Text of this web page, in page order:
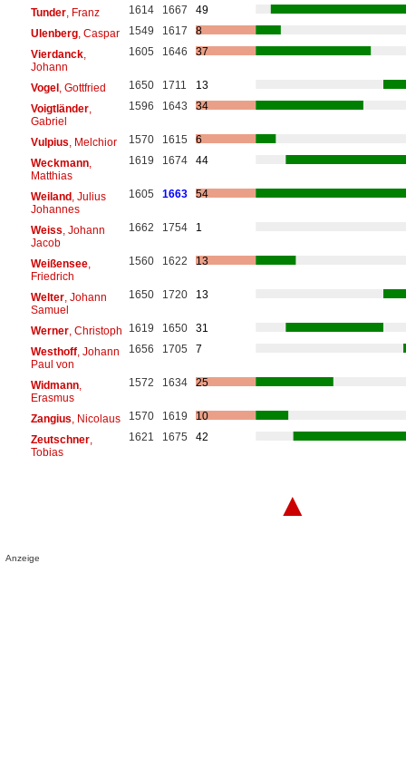
Tunder, Franz 1614 1667
49
Ulenberg, Caspar 1549 1617
8
Vierdanck,
Johann
1605 1646 37
Vogel, Gottfried 1650 1711
13
Voigtländer,
Gabriel
1596 1643 34
Vulpius , Melchior 1570 1615
6
Weckmann,
Matthias
1619 1674 44
Weiland, Julius
Johannes
1605 1663 54
Weiss , Johann
Jacob
1662 1754 1
Weißensee,
Friedrich
1560 1622 13
Welter, Johann
Samuel
1650 1720 13
Werner, Christoph 1619 1650
31
Westhoff, Johann
Paul von
1656 1705 7
Widmann,
Erasmus
1572 1634 25
Zangius , Nicolaus 1570 1619
10
Zeutschner,
Tobias
1621 1675 42
▲
Anzeige